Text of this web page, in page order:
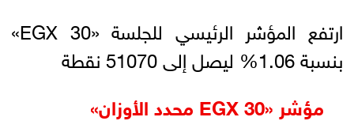
ارتفع المؤشر الرئيسي للجلسة «EGX 30»
بنسبة 1.06% ليصل إلى 51070 نقطة
مؤشر «EGX 30 محدد الأوزان»